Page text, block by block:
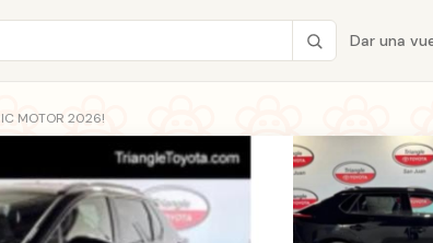
Dar una
MOTOR 2026!